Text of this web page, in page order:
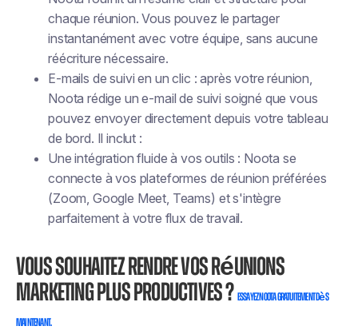
chaque réunion. Vous pouvez le partager
instantanément avec votre équipe, sans aucune
réécriture nécessaire.
E-mails de suivi en un clic : après votre réunion,
Noota rédige un e-mail de suivi soigné que vous
pouvez envoyer directement depuis votre tableau
de bord. Il inclut :
Une intégration fluide à vos outils : Noota se
connecte à vos plateformes de réunion préférées
(Zoom, Google Meet, Teams) et s'intègre
parfaitement à votre flux de travail.
Vous souhaitez rendre vos réunions
marketing plus productives ? Essayez Noota gratuitement dès
maintenant.